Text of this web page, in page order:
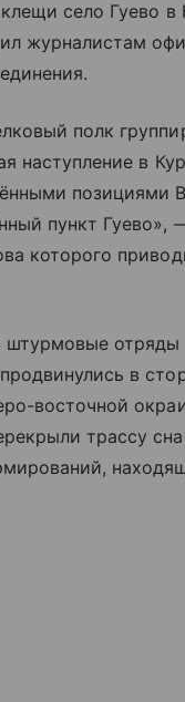
село Гуево в
журналистам
полк
наступление в
позициями
пункт Гуево»,
которого
штурмовые отряды
в
восточной
трассу